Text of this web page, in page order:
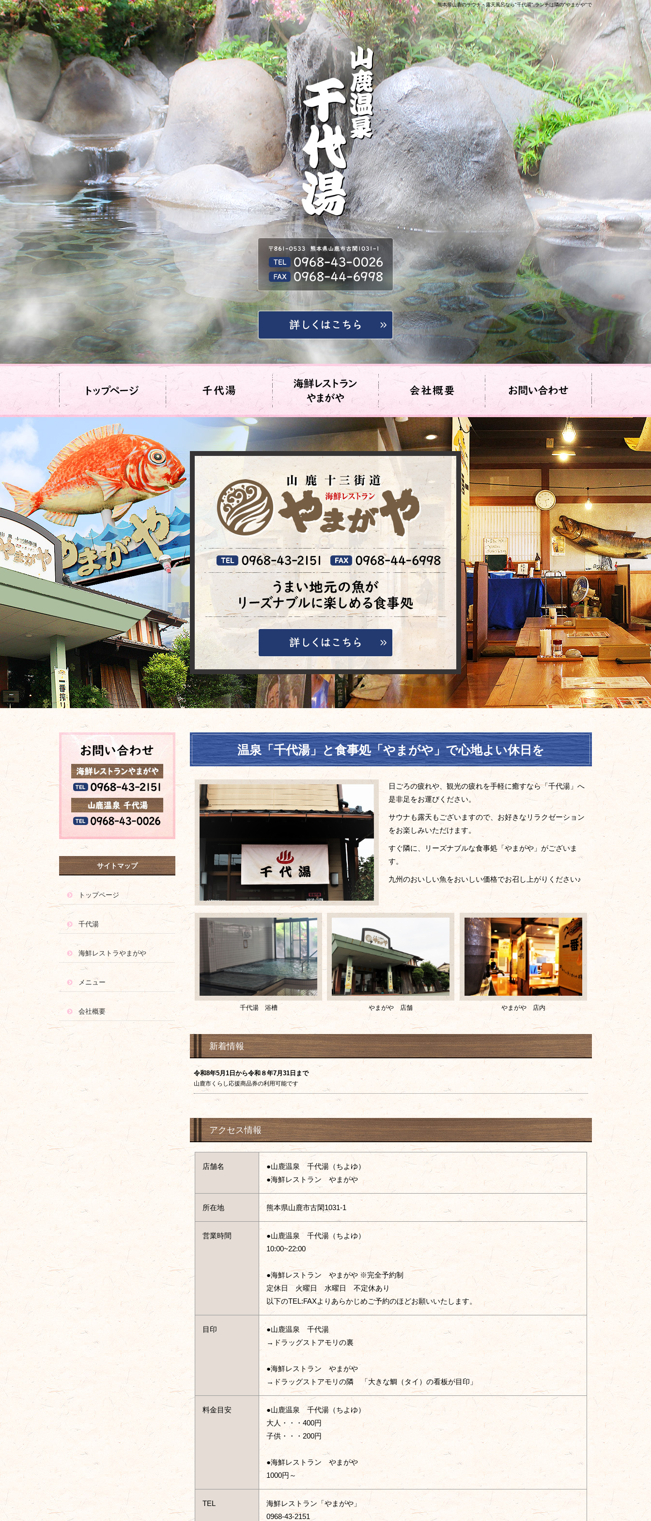
熊本県山鹿のサウナ・露天風呂なら"千代湯",ランチは隣の"やまがや"で
サイトマップ
トップページ
千代湯
海鮮レストラやまがや
メニュー
会社概要
温泉「千代湯」と食事処「やまがや」で心地よい休日を
日ごろの疲れや、観光の疲れを手軽に癒すなら「千代湯」へ
是非足をお運びください。
サウナも露天もございますので、お好きなリラクゼーション
をお楽しみいただけます。
すぐ隣に、リーズナブルな食事処「やまがや」がございま
す。
九州のおいしい魚をおいしい価格でお召し上がりください♪
千代湯 浴槽 やまがや 店舗 やまがや 店内
新着情報
令和8年5月1日から令和８年7月31日まで
山鹿市くらし応援商品券の利用可能です
アクセス情報
店舗名
●山鹿温泉 千代湯（ちよゆ）
●海鮮レストラン やまがや
所在地 熊本県山鹿市古閑1031-1
営業時間
●山鹿温泉 千代湯（ちよゆ）
10:00~22:00
●海鮮レストラン やまがや ※完全予約制
定休日 火曜日 水曜日 不定休あり
以下のTEL:FAXよりあらかじめご予約のほどお願いいたします。
目印
●山鹿温泉 千代湯
→ドラッグストアモリの裏
●海鮮レストラン やまがや
→ドラッグストアモリの隣 「大きな鯛（タイ）の看板が目印」
料金目安
●山鹿温泉 千代湯（ちよゆ）
大人・・・400円
子供・・・200円
●海鮮レストラン やまがや
1000円～
TEL
海鮮レストラン「やまがや」
0968-43-2151